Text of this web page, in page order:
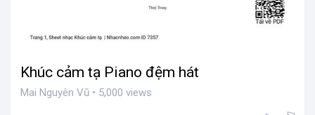
Khúc cảm tạ Piano đệm hát
Mai Nguyên Vũ • 5,000 views